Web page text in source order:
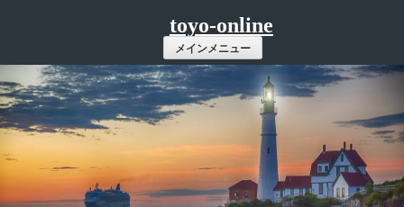
ツ
へ
ス
キ
ッ
プ
toyo-online
メインメニュー